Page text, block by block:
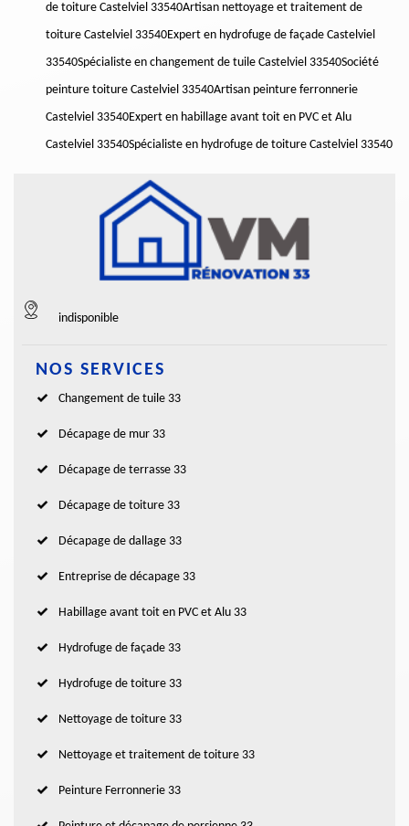
de toiture Castelviel 33540Artisan nettoyage et traitement de
toiture Castelviel 33540Expert en hydrofuge de façade Castelviel
33540Spécialiste en changement de tuile Castelviel 33540Société
peinture toiture Castelviel 33540Artisan peinture ferronnerie
Castelviel 33540Expert en habillage avant toit en PVC et Alu
Castelviel 33540Spécialiste en hydrofuge de toiture Castelviel 33540
indisponible
NOS SERVICES
Changement de tuile 33
Décapage de mur 33
Décapage de terrasse 33
Décapage de toiture 33
Décapage de dallage 33
Entreprise de décapage 33
Habillage avant toit en PVC et Alu 33
Hydrofuge de façade 33
Hydrofuge de toiture 33
Nettoyage de toiture 33
Nettoyage et traitement de toiture 33
Peinture Ferronnerie 33